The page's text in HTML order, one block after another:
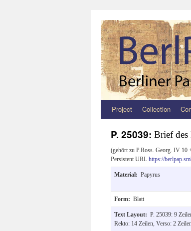
Zum
springen
Project Collection
P. 25039: Brief des
(gehört zu P.Ross. Georg. IV 10
Persistent URL https://
Material: Papyrus
Form: Blatt
Text Layout: P. 25039: 9
Rekto: 14 Zeilen, Verso: 2